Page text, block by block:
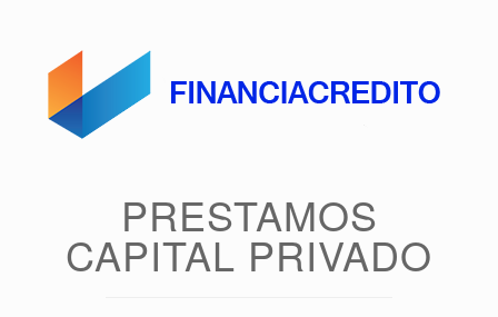
PRESTAMOS
CAPITAL PRIVADO